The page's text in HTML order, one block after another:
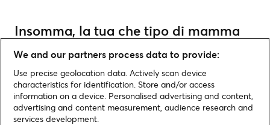
Insomma, la tua che tipo di mamma
è? Acquista su Ticketmaster.it i
biglietti ufficiali per l’evento più adatto
a lei!
We and our partners process data to provide:
Use precise geolocation data. Actively scan device
characteristics for identification. Store and/or access
information on a device. Personalised advertising and content,
advertising and content measurement, audience research and
services development.